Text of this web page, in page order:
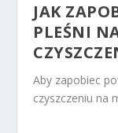
JAK
PLEŚNI
Aby zapobiec
czyszczeniu na